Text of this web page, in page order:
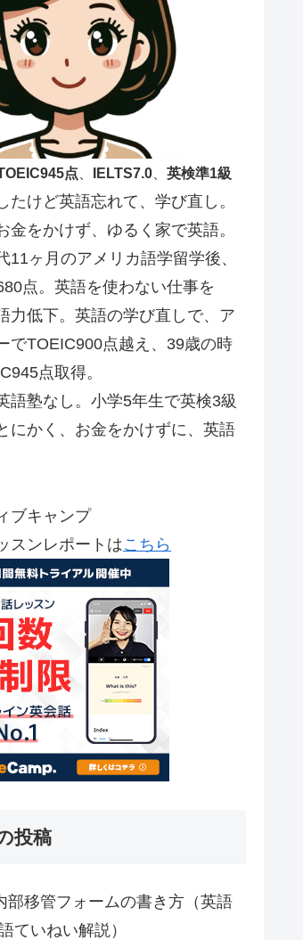
点 IELTS7.0 英検準1級
たけど英語忘れて、学び直し。
金をかけず、ゆるく家で英語。
11ヶ月のアメリカ語学留学後、
点。英語を使わない仕事を
力低下。英語の学び直しで、ア
でTOEIC900点越え、39歳の時
点取得。
語塾なし。小学5年生で英検3級
にかく、お金をかけずに、英語
ブキャンプ
スンレポートはこちら
投稿
部移管フォームの書き方（英語
ていねい解説）